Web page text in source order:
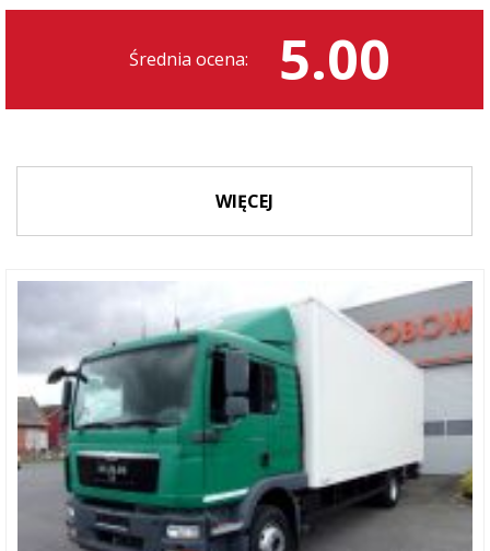
Średnia ocena: 5.00
WIĘCEJ